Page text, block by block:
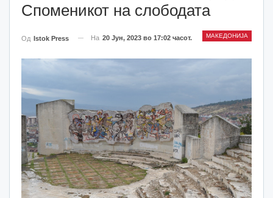
Споменикот на слободата
МАКЕДОНИЈА
Од Istok Press На 20 Јун, 2023 во 17:02 часот.